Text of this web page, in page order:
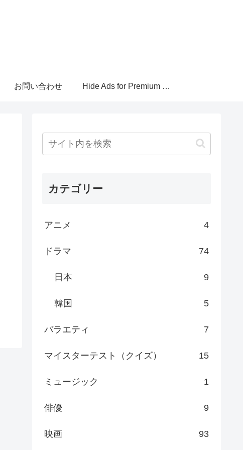
お問い合わせ Hide Ads for Premium Members
カテゴリー
アニメ 4
ドラマ 74
日本 9
韓国 5
バラエティ 7
マイスターテスト（クイズ） 15
ミュージック 1
俳優 9
映画 93